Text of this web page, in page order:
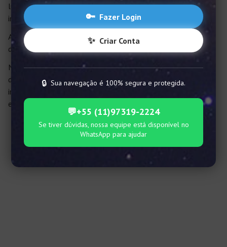
luminosidade fraca, a constelação e suas estrelas tem sim
importância!
Ao longo dos séculos, teve lendas relacionadas a ela em
diversas culturas.
Na cartografia, o Trópico de Câncer é a linha imaginária que
demarca o ponto ao norte do globo que mais recebe a
incidência perpendicular do Sol – e leva esse nome por passar
exatamente pela constelação.
🔑 Fazer Login
✨ Criar Conta
🔒 Sua navegação é 100% segura e protegida.
💬+55 (11)97319-2224
Se tiver dúvidas, nossa equipe está disponível no
WhatsApp para ajudar